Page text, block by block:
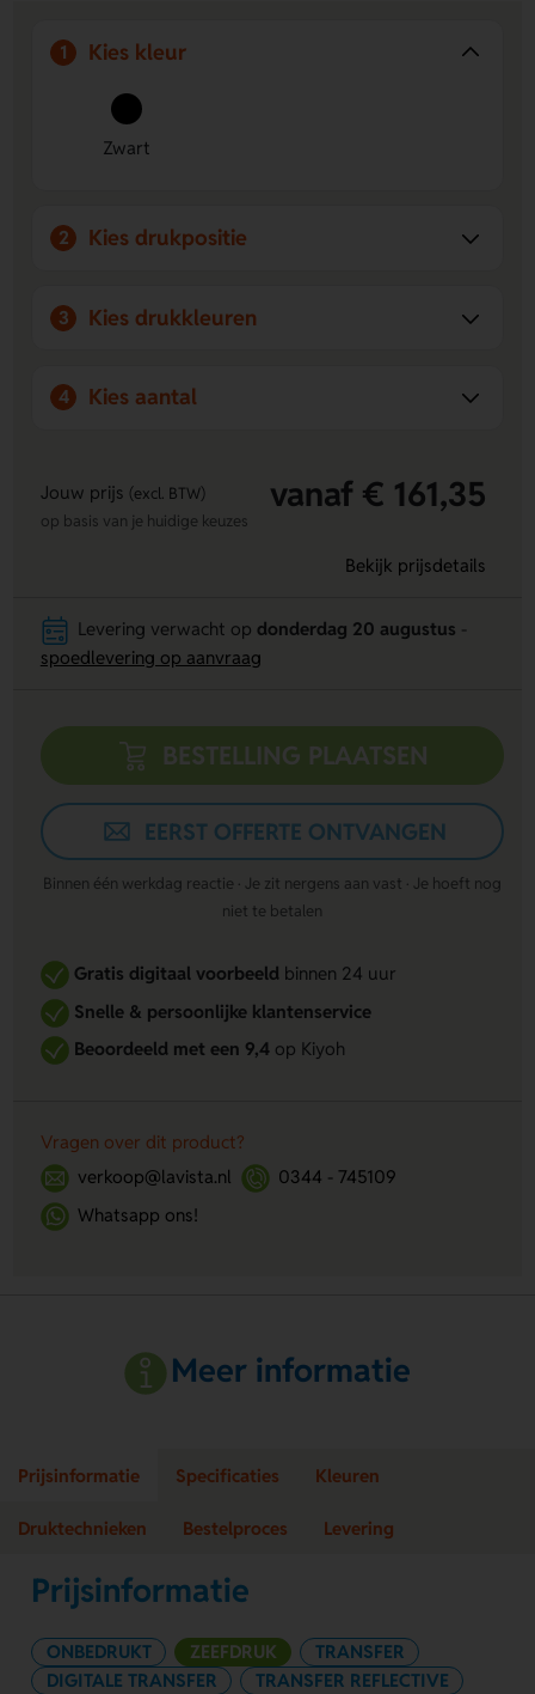
dichtheid helpt je spullen netjes en veilig te houden.
Eigen bedrukking mogelijk.
eigen ontwerp aanbrengen op de Voorzijde en
Achterzijde.
Licht en handig.
1 Kies kleur
Zwart
2 Kies drukpositie
3 Kies drukkleuren
4 Kies aantal
Jouw prijs (excl. BTW) vanaf € 161,35
op basis van je huidige keuzes
Bekijk prijsdetails
Levering verwacht op donderdag 20 augustus
spoedlevering op aanvraag
BESTELLING PLAATSEN
EERST OFFERTE ONTVANGEN
Binnen één werkdag reactie · Je zit nergens aan vast · Je hoeft nog
niet te betalen
Gratis digitaal voorbeeldbinnen 24 uur
Snelle & persoonlijke klantenservice
Beoordeeld met een 9,4op Kiyoh
Vragen over dit product?
verkoop@lavista.nl
0344 - 745109
Whatsapp ons!
Meer informatie
Prijsinformatie Specificaties Kleuren
Druktechnieken Bestelproces Levering
Prijsinformatie
ONBEDRUKT ZEEFDRUK
TRANSFER
DIGITALE TRANSFER
TRANSFER REFLECTIVE